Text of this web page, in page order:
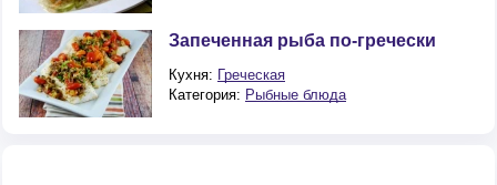
Запеченная рыба по-гречески
Кухня: Греческая
Категория: Рыбные блюда